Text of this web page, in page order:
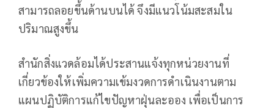
สามารถลอยขึ้นด้านบนได้ จึงมีแนวโน้มสะสมใน
ปริมาณสูงขึ้น
สำนักสิ่งแวดล้อมได้ประสานแจ้งทุกหน่วยงานที่
เกี่ยวข้องให้เพิ่มความเข้มงวดการดำเนินงานตาม
แผนปฏิบัติการแก้ไขปัญหาฝุ่นละออง เพื่อเป็นการ